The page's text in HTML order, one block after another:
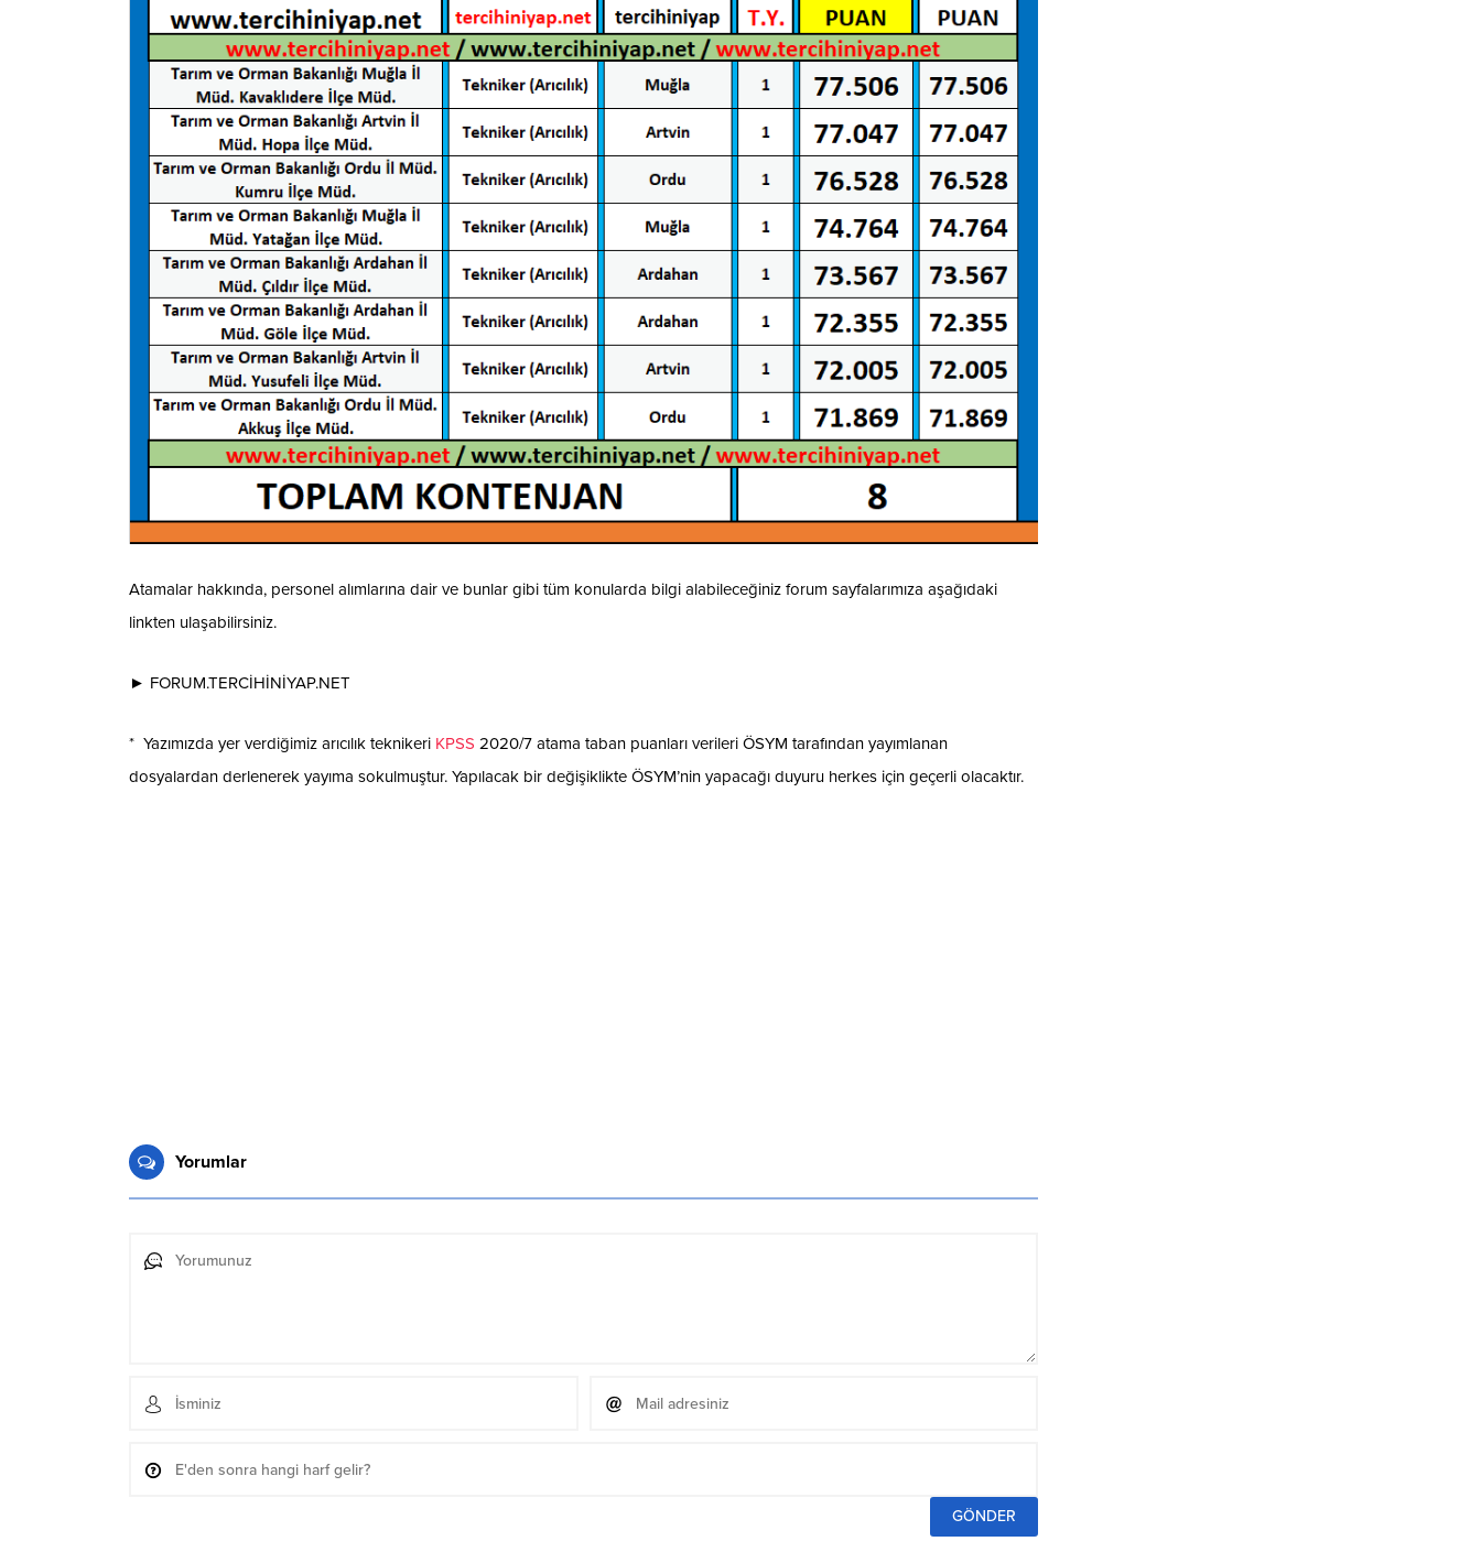
Atamalar hakkında, personel alımlarına dair ve bunlar gibi tüm konularda bilgi alabileceğiniz forum sayfalarımıza aşağıdaki
linkten ulaşabilirsiniz.
► FORUM.TERCİHİNİYAP.NET
* Yazımızda yer verdiğimiz arıcılık teknikeri KPSS 2020/7 atama taban puanları verileri ÖSYM tarafından yayımlanan
dosyalardan derlenerek yayıma sokulmuştur. Yapılacak bir değişiklikte ÖSYM’nin yapacağı duyuru herkes için geçerli olacaktır.
Yorumlar